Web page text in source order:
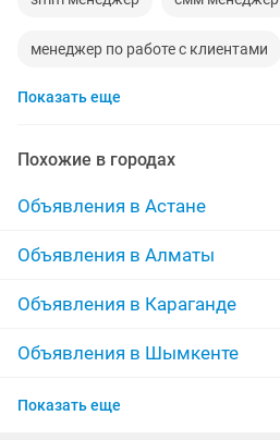
менеджер по работе с клиентами
помощник менеджера
требуется офис менеджер
Показать еще
Похожие в городах
Объявления в Астане
Объявления в Алматы
Объявления в Караганде
Объявления в Шымкенте
Объявления в Актобе
Показать еще